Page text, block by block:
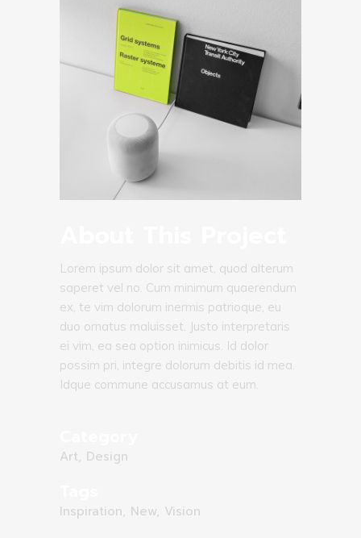
Lorem ipsum dolor sit amet, quod alterum
saperet vel no. Cum minimum quaerendum
ex, te vim dolorum inermis patrioque, eu
duo ornatus maluisset. Justo interpretaris
ei vim, ea sea option inimicus. Id dolor
possim pri, integre dolorum debitis id mea.
Idque commune accusamus at eum.
Art, Design
Inspiration, New, Vision